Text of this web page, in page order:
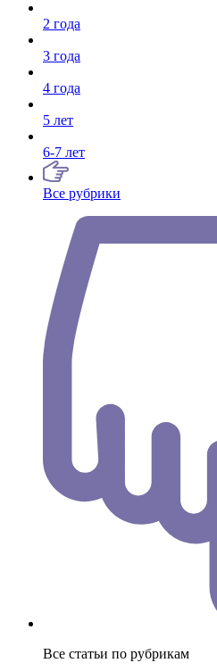
2 года
3 года
4 года
5 лет
6-7 лет
Все рубрики
Все статьи по рубрикам